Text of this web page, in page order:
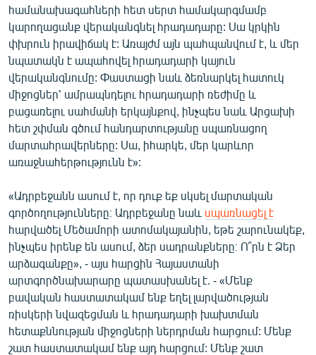
համանախագահների հետ սերտ համակարգմամբ
կարողացանք վերականգնել հրադադարը: Սա կրկին
փխրուն իրավիճակ է: Առայժմ այն պահպանվում է, և մեր
նպատակն է ապահովել հրադադարի կայուն
վերականգնումը: Փաստացի նաև ձեռնարկել հատուկ
միջոցներ՝ ամրապնդելու հրադադարի ռեժիմը և
բացառելու սահմանի երկայնքով, ինչպես նաև Արցախի
հետ շփման գծում հանդարտությանը սպառնացող
մարտահրավերները: Սա, իհարկե, մեր կարևոր
առաջնահերթությունն է»:
«Ադրբեջանն ասում է, որ դուք եք սկսել մարտական
գործողությունները։ Ադրբեջանը նաև սպառնացել է
հարվածել Մեծամորի ատոմակայանին, եթե շարունակեք,
ինչպես իրենք են ասում, ձեր սադրանքները։ Ո՞րն է Ձեր
արձագանքը», - այս հարցին Հայաստանի
արտգործնախարարը պատասխանել է. - «Մենք
բավական հաստատակամ ենք եղել լարվածության
ռիսկերի նվազեցման և հրադադարի խախտման
հետաքննության միջոցների ներդրման հարցում: Մենք
շատ հաստատակամ ենք այդ հարցում: Մենք շատ